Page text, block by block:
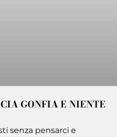
GONFIA E NIENTE
senza pensarci e